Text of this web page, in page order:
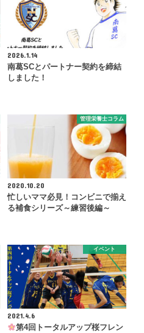
2026.1.14
南葛SCとパートナー契約を締結
しました！
管理栄養士コラム
2020.10.20
忙しいママ必見！コンビニで揃え
る補食シリーズ～練習後編～
イベント
2021.4.6
第4回トータルアップ桜フレン